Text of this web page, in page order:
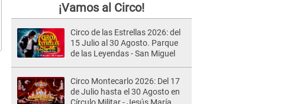
¡Vamos al Circo!
Circo de las Estrellas 2026: del
15 Julio al 30 Agosto. Parque
de las Leyendas - San Miguel
Circo Montecarlo 2026: Del 17
de Julio hasta el 30 Agosto en